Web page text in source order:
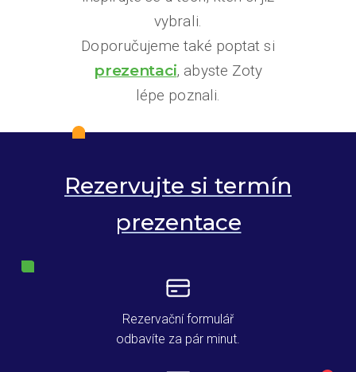
vybrali.
Doporučujeme také poptat si
prezentaci, abyste Zoty
lépe poznali.
Rezervujte si termín
prezentace
Rezervační formulář
odbavíte za pár minut.